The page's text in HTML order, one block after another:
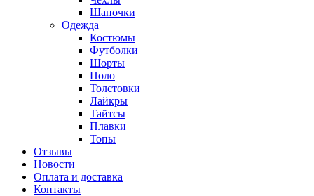
Шапочки
Одежда
Костюмы
Футболки
Шорты
Поло
Толстовки
Лайкры
Тайтсы
Плавки
Топы
Отзывы
Новости
Оплата и доставка
Контакты